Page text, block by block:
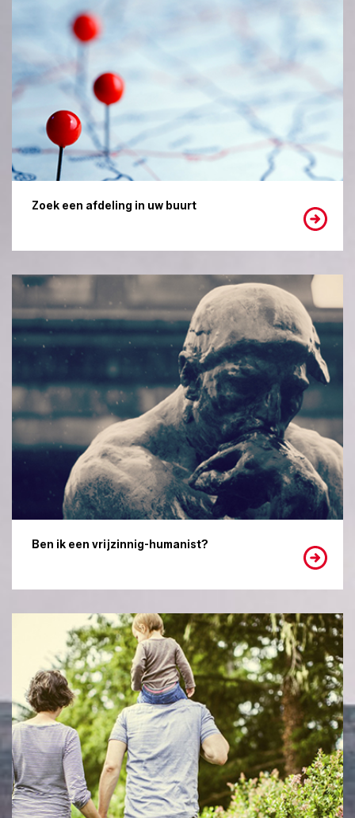
Zoek een afdeling in uw buurt
Ben ik een vrijzinnig-humanist?